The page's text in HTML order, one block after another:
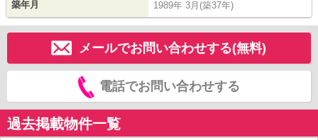
築年月 1989年 3月(築37年)
メールでお問い合わせする(無料)
電話でお問い合わせする
過去掲載物件一覧